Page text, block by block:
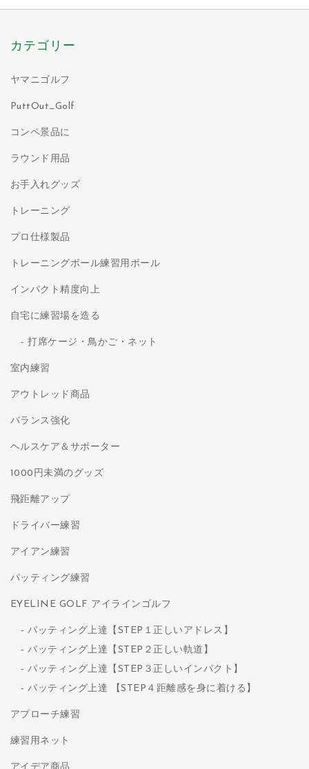
カテゴリー
ヤマニゴルフ
PuttOut_Golf
コンペ景品に
ラウンド用品
お手入れグッズ
トレーニング
プロ仕様製品
トレーニングボール練習用ボール
インパクト精度向上
自宅に練習場を造る
打席ケージ・鳥かご・ネット
室内練習
アウトレッド商品
バランス強化
ヘルスケア＆サポーター
1000円未満のグッズ
飛距離アップ
ドライバー練習
アイアン練習
パッティング練習
EYELINE GOLF アイラインゴルフ
パッティング上達【STEP１正しいアドレス】
パッティング上達【STEP２正しい軌道】
パッティング上達【STEP３正しいインパクト】
パッティング上達 【STEP４距離感を身に着ける】
アプローチ練習
練習用ネット